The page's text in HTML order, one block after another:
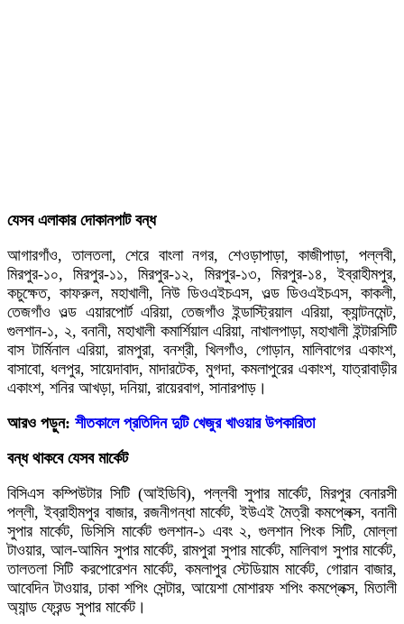
যেসব এলাকার দোকানপাট বন্ধ
আগারগাঁও, তালতলা, শেরে বাংলা নগর, শেওড়াপাড়া, কাজীপাড়া, পল্লবী,
মিরপুর-১০, মিরপুর-১১, মিরপুর-১২, মিরপুর-১৩, মিরপুর-১৪, ইব্রাহীমপুর,
কচুক্ষেত, কাফরুল, মহাখালী, নিউ ডিওএইচএস, ওল্ড ডিওএইচএস, কাকলী,
তেজগাঁও ওল্ড এয়ারপোর্ট এরিয়া, তেজগাঁও ইন্ডাস্ট্রিয়াল এরিয়া, ক্যান্টনমেন্ট,
গুলশান-১, ২, বনানী, মহাখালী কমার্শিয়াল এরিয়া, নাখালপাড়া, মহাখালী ইন্টারসিটি
বাস টার্মিনাল এরিয়া, রামপুরা, বনশ্রী, খিলগাঁও, গোড়ান, মালিবাগের একাংশ,
বাসাবো, ধলপুর, সায়েদাবাদ, মাদারটেক, মুগদা, কমলাপুরের একাংশ, যাত্রাবাড়ীর
একাংশ, শনির আখড়া, দনিয়া, রায়েরবাগ, সানারপাড়।
আরও পড়ুন: শীতকালে প্রতিদিন দুটি খেজুর খাওয়ার উপকারিতা
বন্ধ থাকবে যেসব মার্কেট
বিসিএস কম্পিউটার সিটি (আইডিবি), পল্লবী সুপার মার্কেট, মিরপুর বেনারসী
পল্লী, ইব্রাহীমপুর বাজার, রজনীগন্ধা মার্কেট, ইউএই মৈত্রী কমপ্লেক্স, বনানী
সুপার মার্কেট, ডিসিসি মার্কেট গুলশান-১ এবং ২, গুলশান পিংক সিটি, মোল্লা
টাওয়ার, আল-আমিন সুপার মার্কেট, রামপুরা সুপার মার্কেট, মালিবাগ সুপার মার্কেট,
তালতলা সিটি করপোরেশন মার্কেট, কমলাপুর স্টেডিয়াম মার্কেট, গোরান বাজার,
আবেদিন টাওয়ার, ঢাকা শপিং সেন্টার, আয়েশা মোশারফ শপিং কমপ্লেক্স, মিতালী
অ্যান্ড ফ্রেন্ড সুপার মার্কেট।